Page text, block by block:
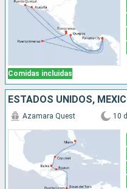
Comidas incluidas
Azamara Quest 10 d